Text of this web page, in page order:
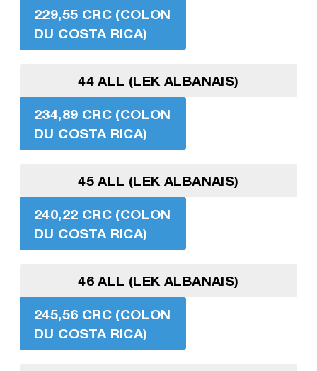
229,55 CRC (COLON
DU COSTA RICA)
44 ALL (LEK ALBANAIS)
234,89 CRC (COLON
DU COSTA RICA)
45 ALL (LEK ALBANAIS)
240,22 CRC (COLON
DU COSTA RICA)
46 ALL (LEK ALBANAIS)
245,56 CRC (COLON
DU COSTA RICA)